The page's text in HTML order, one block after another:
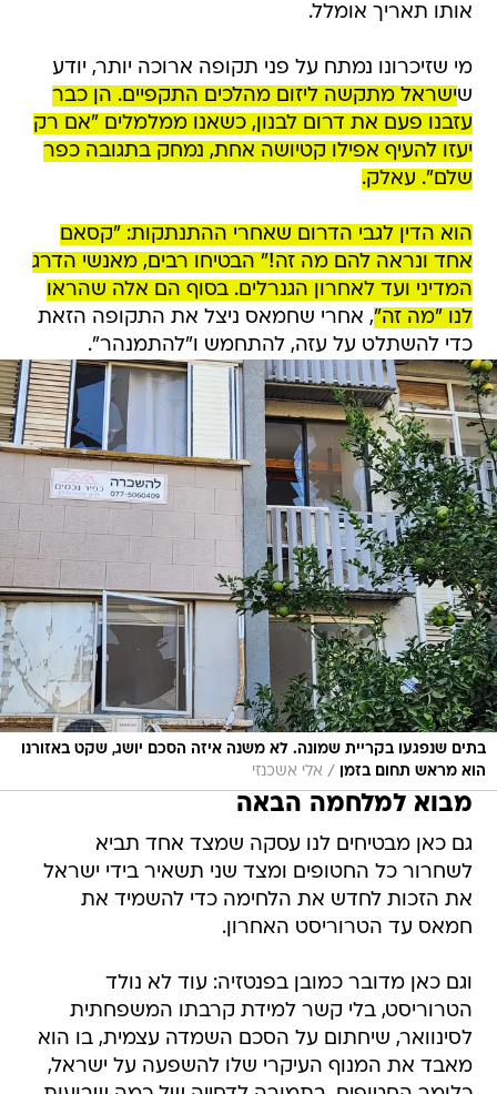
אותו תאריך אומלל.
מי שזיכרונו נמתח על פני תקופה ארוכה יותר, יודע
שישראל מתקשה ליזום מהלכים התקפיים. הן כבר
עזבנו פעם את דרום לבנון, כשאנו ממלמלים "אם רק
יעזו להעיף אפילו קטיושה אחת, נמחק בתגובה כפר
שלם". עאלק.
הוא הדין לגבי הדרום שאחרי ההתנתקות: "קסאם
אחד ונראה להם מה זה!" הבטיחו רבים, מאנשי הדרג
המדיני ועד לאחרון הגנרלים. בסוף הם אלה שהראו
לנו "מה זה", אחרי שחמאס ניצל את התקופה הזאת
כדי להשתלט על עזה, להתחמש ו"להתמנהר".
בתים שנפגעו בקריית שמונה. לא משנה איזה הסכם יושג, שקט באזורנו
הוא מראש תחום בזמן
/ אלי אשכנזי
מבוא למלחמה הבאה
גם כאן מבטיחים לנו עסקה שמצד אחד תביא
לשחרור כל החטופים ומצד שני תשאיר בידי ישראל
את הזכות לחדש את הלחימה כדי להשמיד את
חמאס עד הטרוריסט האחרון.
וגם כאן מדובר כמובן בפנטזיה: עוד לא נולד
הטרוריסט, בלי קשר למידת קרבתו המשפחתית
לסינוואר, שיחתום על הסכם השמדה עצמית, בו הוא
מאבד את המנוף העיקרי שלו להשפעה על ישראל,